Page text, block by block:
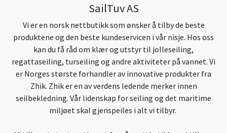
SailTuv AS
Vi er en norsk nettbutikk som ønsker å tilby de beste
produktene og den beste kundeservicen i vår nisje. Hos oss
kan du få råd om klær og utstyr til jolleseiling,
regattaseiling, turseiling og andre aktiviteter på vannet. Vi
er Norges største forhandler av innovative produkter fra
Zhik. Zhik er en av verdens ledende merker innen
seilbekledning. Vår lidenskap for seiling og det maritime
miljøet skal gjenspeiles i alt vi tilbyr.